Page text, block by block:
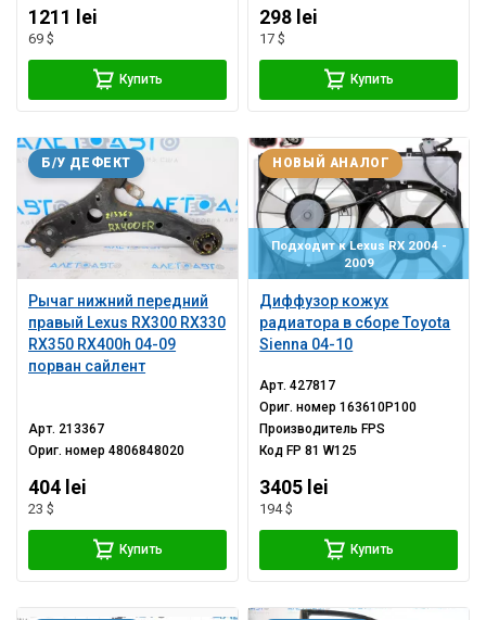
1211 lei
69 $
Купить
298 lei
17 $
Купить
Рычаг нижний передний
правый Lexus RX300 RX330
RX350 RX400h 04-09
порван сайлент
Б/У ДЕФЕКТ
Арт. 213367
Ориг. номер4806848020
404 lei
23 $
Купить
Подходит к Lexus RX 2004 -
2009
Диффузор кожух
радиатора в сборе Toyota
Sienna 04-10
НОВЫЙ АНАЛОГ
Арт.427817
Ориг. номер163610P100
Производитель FPS
Код FP 81 W125
3405 lei
194 $
Купить